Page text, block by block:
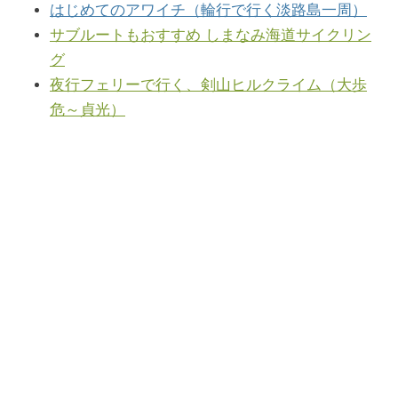
はじめてのアワイチ（輪行で行く淡路島一周）
サブルートもおすすめ しまなみ海道サイクリン
グ
夜行フェリーで行く、剣山ヒルクライム（大歩
危～貞光）